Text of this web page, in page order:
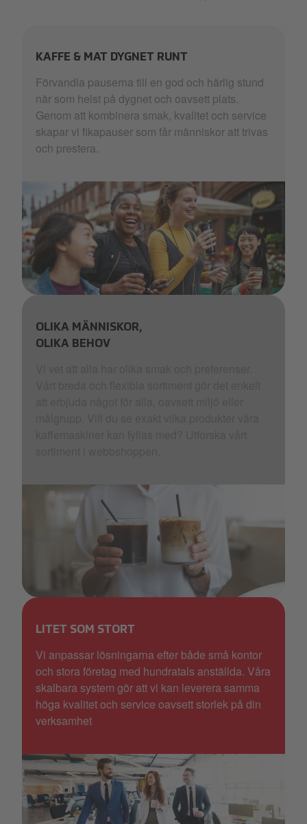
KAFFE & MAT DYGNET RUNT
Förvandla pauserna till en god och härlig stund
när som helst på dygnet och oavsett plats. ​
Genom att kombinera smak, kvalitet och service
skapar vi fikapauser som får människor att trivas
och prestera.
OLIKA MÄNNISKOR,
OLIKA BEHOV
Ice Mode Activated Hero_11.jpg
LITET SOM STORT
Vi anpassar lösningarna efter både små kontor
och stora företag med hundratals anställda. Våra
skalbara system gör att vi kan leverera samma
höga kvalitet och service oavsett storlek på din
verksamhet